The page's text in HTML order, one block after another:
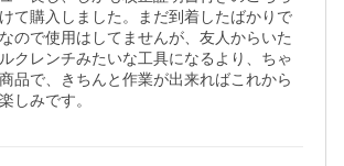
て購入しました。まだ到着したばかりで
ので使用はしてませんが、友人からいた
クレンチみたいな工具になるより、ちゃ
品で、きちんと作業が出来ればこれから
しみです。